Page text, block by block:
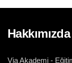
Hakkımızda
Via Akademi -